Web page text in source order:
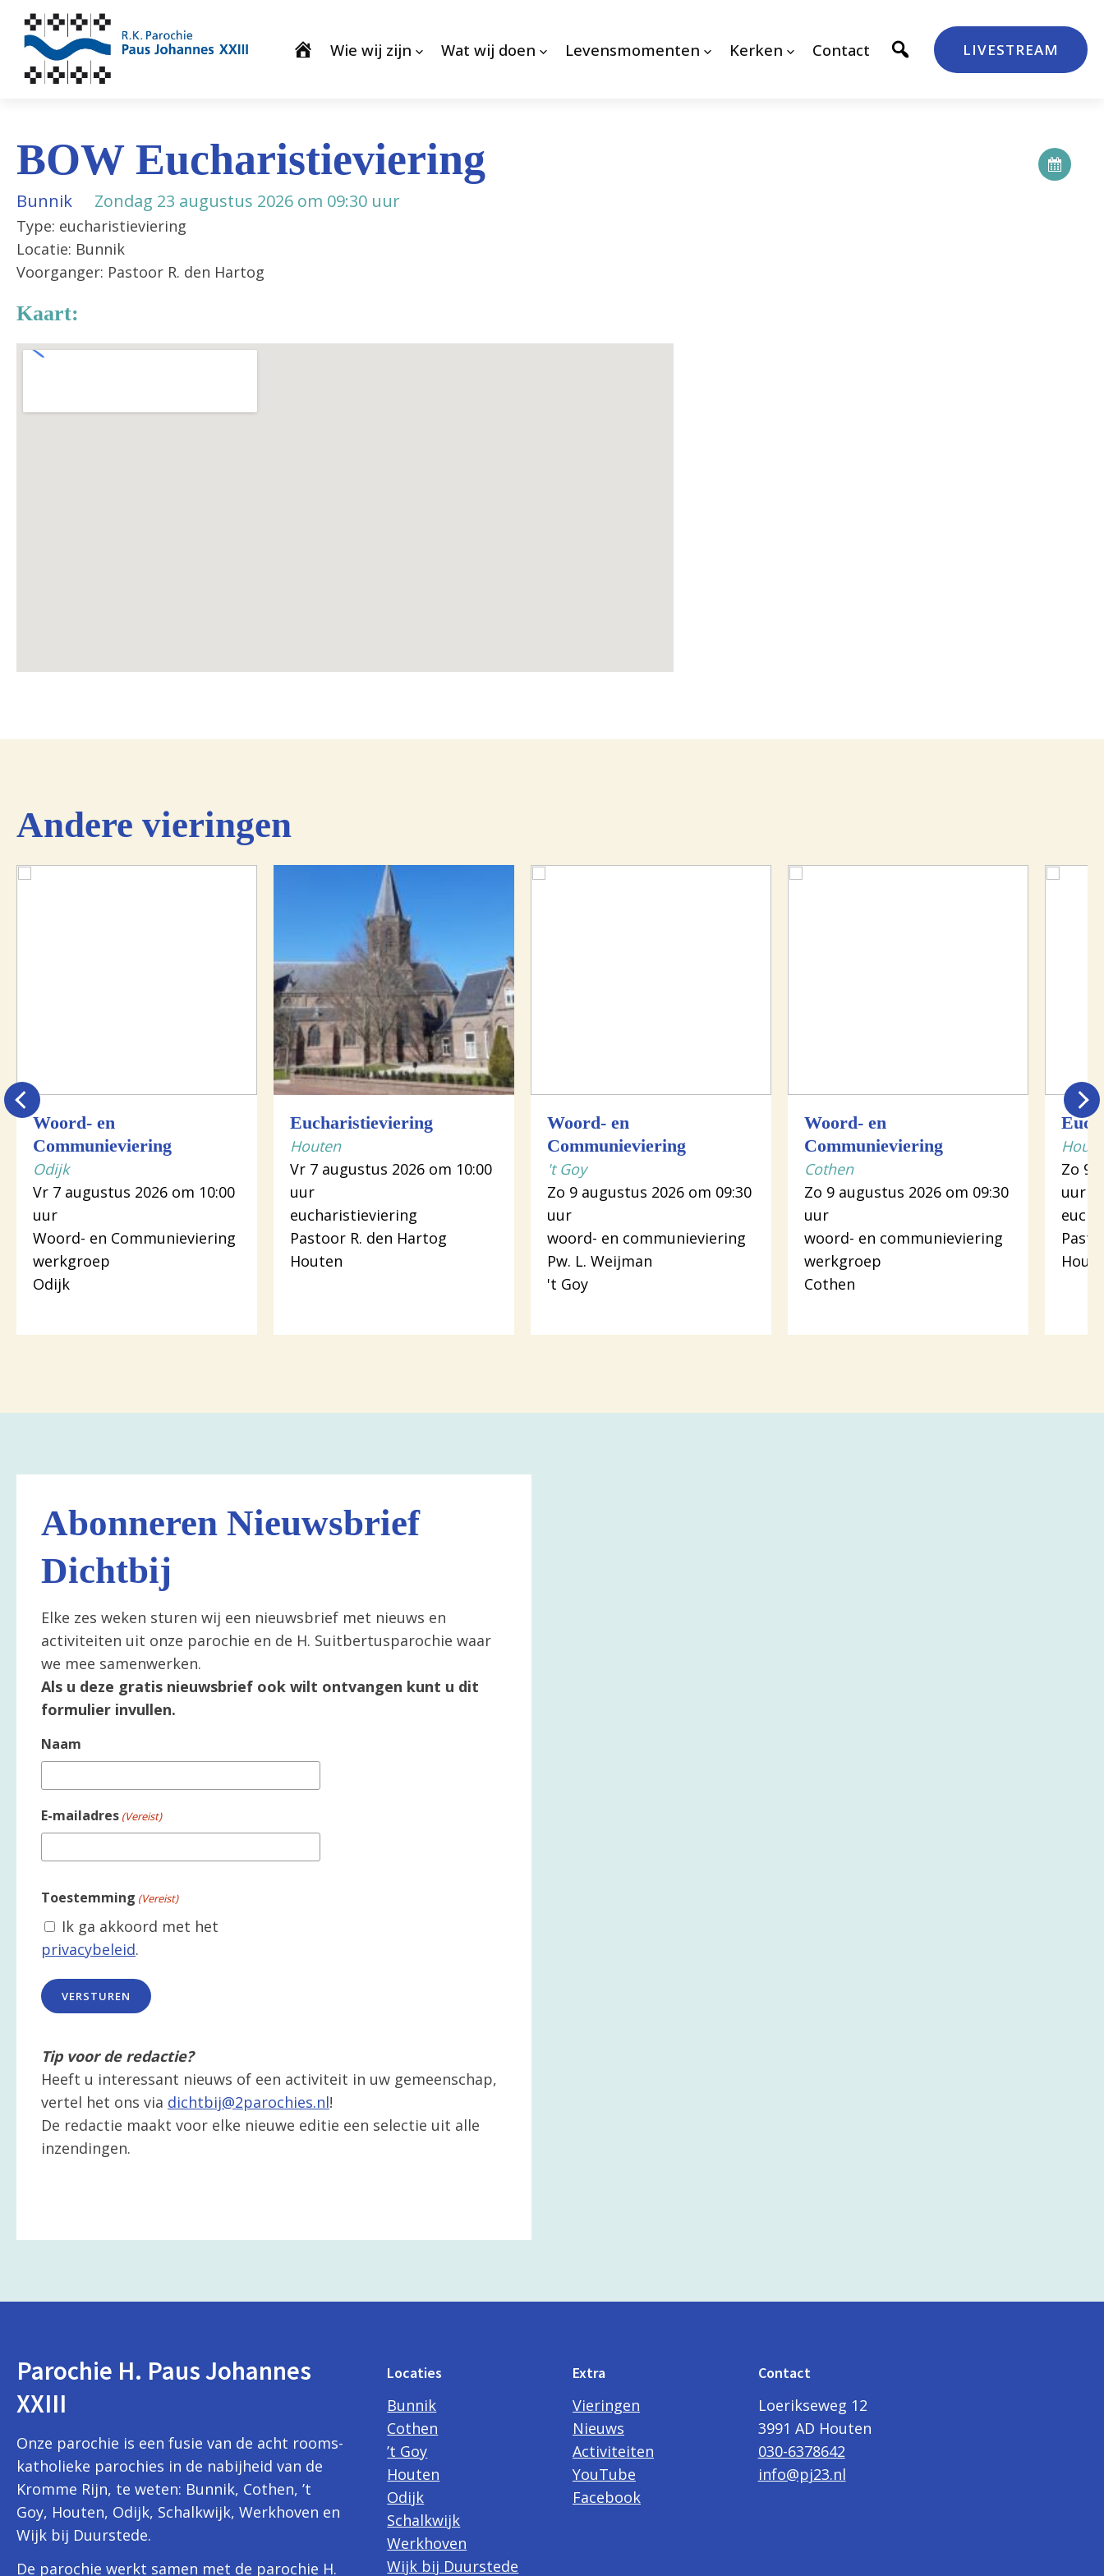
Wie wij zijn Wat wij doen Levensmomenten Kerken Contact LIVESTREAM
BOW Eucharistieviering
Bunnik Zondag 23 augustus 2026 om 09:30 uur
Type: eucharistieviering
Locatie: Bunnik
Voorganger: Pastoor R. den Hartog
Kaart:
Andere vieringen
Woord- en
Communieviering
Odijk
Vr 7 augustus 2026 om 10:00
uur
Woord- en Communieviering
werkgroep
Odijk
Eucharistieviering
Houten
Vr 7 augustus 2026 om 10:00
uur
eucharistieviering
Pastoor R. den Hartog
Houten
Woord- en
Communieviering
't Goy
Zo 9 augustus 2026 om 09:30
uur
woord- en communieviering
Pw. L. Weijman
't Goy
Woord- en
Communieviering
Cothen
Zo 9 augustus 2026 om 09:30
uur
woord- en communieviering
werkgroep
Cothen
Zo 9
uur
Abonneren Nieuwsbrief
Dichtbij
Elke zes weken sturen wij een nieuwsbrief met nieuws en
activiteiten uit onze parochie en de H. Suitbertusparochie waar
we mee samenwerken.
Als u deze gratis nieuwsbrief ook wilt ontvangen kunt u dit
formulier invullen.
Naam
E-mailadres (Vereist)
Toestemming (Vereist)
Ik ga akkoord met het
privacybeleid.
Tip voor de redactie?
Heeft u interessant nieuws of een activiteit in uw gemeenschap,
vertel het ons via dichtbij@2parochies.nl!
De redactie maakt voor elke nieuwe editie een selectie uit alle
inzendingen.
Parochie H. Paus Johannes
XXIII
Onze parochie is een fusie van de acht rooms-
katholieke parochies in de nabijheid van de
Kromme Rijn, te weten: Bunnik, Cothen, ’t
Goy, Houten, Odijk, Schalkwijk, Werkhoven en
Wijk bij Duurstede.
De parochie werkt samen met de parochie H.
Locaties
Bunnik
Cothen
’t Goy
Houten
Odijk
Schalkwijk
Werkhoven
Wijk bij Duurstede
Extra
Vieringen
Nieuws
Activiteiten
YouTube
Facebook
Contact
Loerikseweg 12
3991 AD Houten
030-6378642
info@pj23.nl